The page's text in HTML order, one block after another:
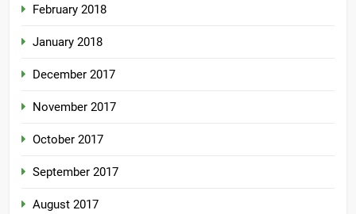
February 2018
January 2018
December 2017
November 2017
October 2017
September 2017
August 2017